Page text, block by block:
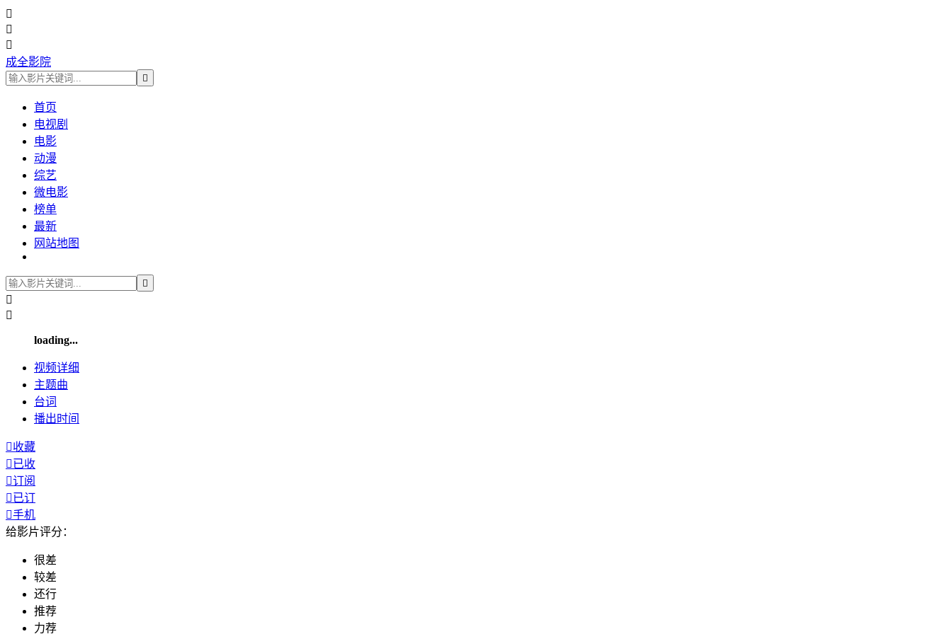



成全影院

首页
电视剧
电影
动漫
综艺
微电影
榜单
最新
网站地图



loading...
视频详细
主题曲
台词
播出时间
收藏
已收
订阅
已订
手机
给影片评分：
很差
较差
还行
推荐
力荐